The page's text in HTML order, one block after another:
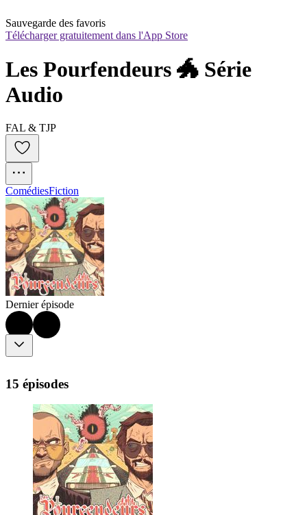
Sauvegarde des favoris
Télécharger gratuitement dans l'App Store
Les Pourfendeurs 🐲 Série
Audio
FAL & TJP
ComédiesFiction
Dernier épisode
15 épisodes